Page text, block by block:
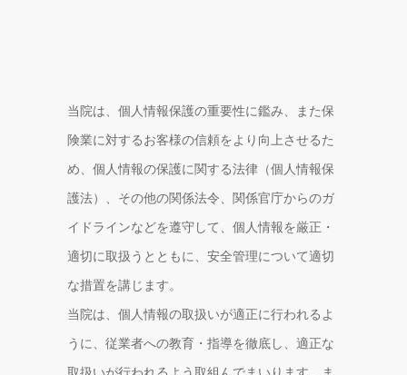
当院は、個人情報保護の重要性に鑑み、また保
険業に対するお客様の信頼をより向上させるた
め、個人情報の保護に関する法律（個人情報保
護法）、その他の関係法令、関係官庁からのガ
イドラインなどを遵守して、個人情報を厳正・
適切に取扱うとともに、安全管理について適切
な措置を講じます。
当院は、個人情報の取扱いが適正に行われるよ
うに、従業者への教育・指導を徹底し、適正な